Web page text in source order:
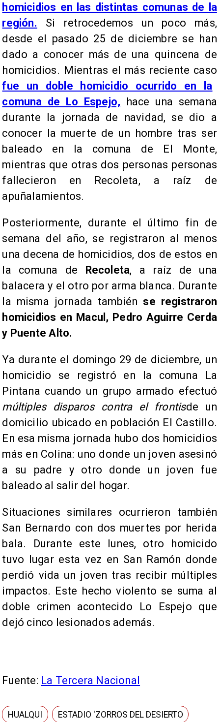
homicidios en las distintas comunas de la
región. Si retrocedemos un poco más,
desde el pasado 25 de diciembre se han
dado a conocer más de una quincena de
homicidios. Mientras el más reciente caso
fue un doble homicidio ocurrido en la
comuna de Lo Espejo, hace una semana
durante la jornada de navidad, se dio a
conocer la muerte de un hombre tras ser
baleado en la comuna de El Monte,
mientras que otras dos personas personas
fallecieron en Recoleta, a raíz de
apuñalamientos.
Posteriormente, durante el último fin de
semana del año, se registraron al menos
una decena de homicidios, dos de estos en
la comuna de Recoleta, a raíz de una
balacera y el otro por arma blanca. Durante
la misma jornada también se registraron
homicidios en Macul, Pedro Aguirre Cerda
y Puente Alto.
Ya durante el domingo 29 de diciembre, un
homicidio se registró en la comuna La
Pintana cuando un grupo armado efectuó
múltiples disparos contra el frontisde un
domicilio ubicado en población El Castillo.
En esa misma jornada hubo dos homicidios
más en Colina: uno donde un joven asesinó
a su padre y otro donde un joven fue
baleado al salir del hogar.
Situaciones similares ocurrieron también
San Bernardo con dos muertes por herida
bala. Durante este lunes, otro homicido
tuvo lugar esta vez en San Ramón donde
perdió vida un joven tras recibir múltiples
impactos. Este hecho violento se suma al
doble crimen acontecido Lo Espejo que
dejó cinco lesionados además.
Fuente: La Tercera Nacional
HUALQUI
ESTADIO 'ZORROS DEL DESIERTO